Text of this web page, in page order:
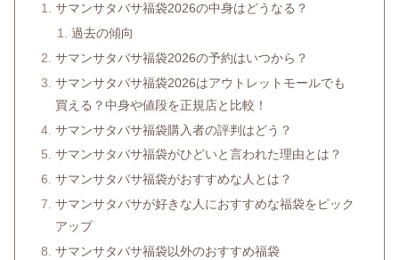
サマンサタバサ福袋2026の中身はどうなる？
過去の傾向
サマンサタバサ福袋2026の予約はいつから？
サマンサタバサ福袋2026はアウトレットモールでも
買える？中身や値段を正規店と比較！
サマンサタバサ福袋購入者の評判はどう？
サマンサタバサ福袋がひどいと言われた理由とは？
サマンサタバサ福袋がおすすめな人とは？
サマンサタバサが好きな人におすすめな福袋をピック
アップ
サマンサタバサ福袋以外のおすすめ福袋